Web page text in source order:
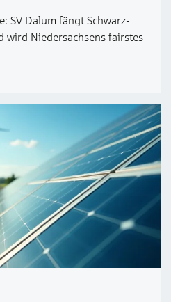
SV Dalum fängt Schwarz-
wird Niedersachsens fairstes